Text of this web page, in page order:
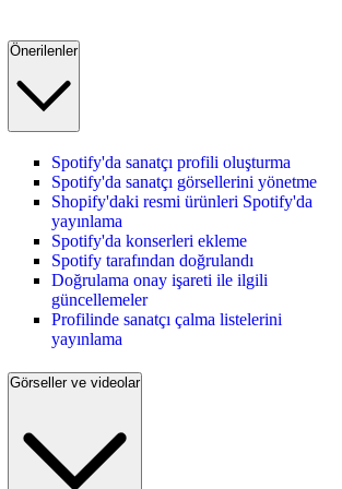
Önerilenler
Spotify'da sanatçı profili oluşturma
Spotify'da sanatçı görsellerini yönetme
Shopify'daki resmi ürünleri Spotify'da
yayınlama
Spotify'da konserleri ekleme
Spotify tarafından doğrulandı
Doğrulama onay işareti ile ilgili
güncellemeler
Profilinde sanatçı çalma listelerini
yayınlama
Görseller ve videolar